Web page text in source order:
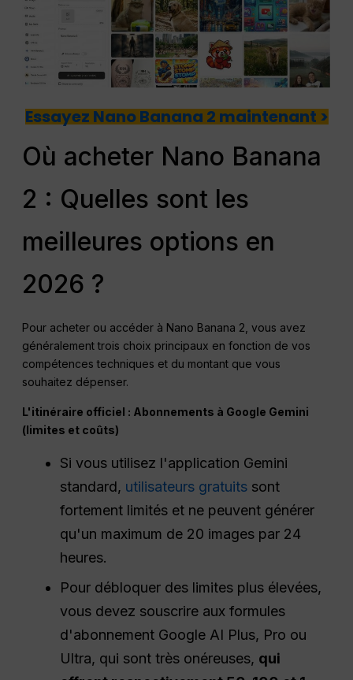
Essayez Nano Banana 2 maintenant >
Où acheter Nano Banana
2 : Quelles sont les
meilleures options en
2026 ?
Pour acheter ou accéder à Nano Banana 2, vous avez
généralement trois choix principaux en fonction de vos
compétences techniques et du montant que vous
souhaitez dépenser.
L'itinéraire officiel : Abonnements à Google Gemini
(limites et coûts)
Si vous utilisez l'application Gemini
standard, utilisateurs gratuits sont
fortement limités et ne peuvent générer
qu'un maximum de 20 images par 24
heures.
Pour débloquer des limites plus élevées,
vous devez souscrire aux formules
d'abonnement Google AI Plus, Pro ou
Ultra, qui sont très onéreuses, qui